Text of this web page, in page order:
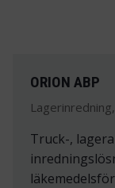
ORION ABP
Truck-,